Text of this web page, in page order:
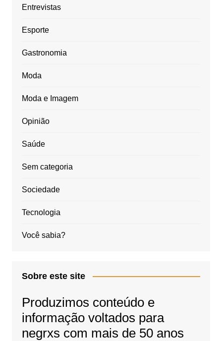
Entrevistas
Esporte
Gastronomia
Moda
Moda e Imagem
Opinião
Saúde
Sem categoria
Sociedade
Tecnologia
Você sabia?
Sobre este site
Produzimos conteúdo e
informação voltados para
negrxs com mais de 50 anos